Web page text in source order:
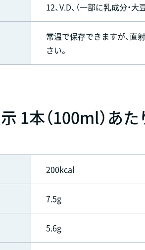
12、V.D、（一部に乳成分・大
常温で保存できますが、直
さい。
1本（100ml）あた
200kcal
7.5g
5.6g